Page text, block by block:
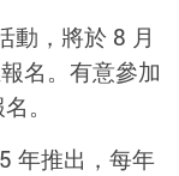
動，將於 8 月
名。有意參加
。
年推出，每年